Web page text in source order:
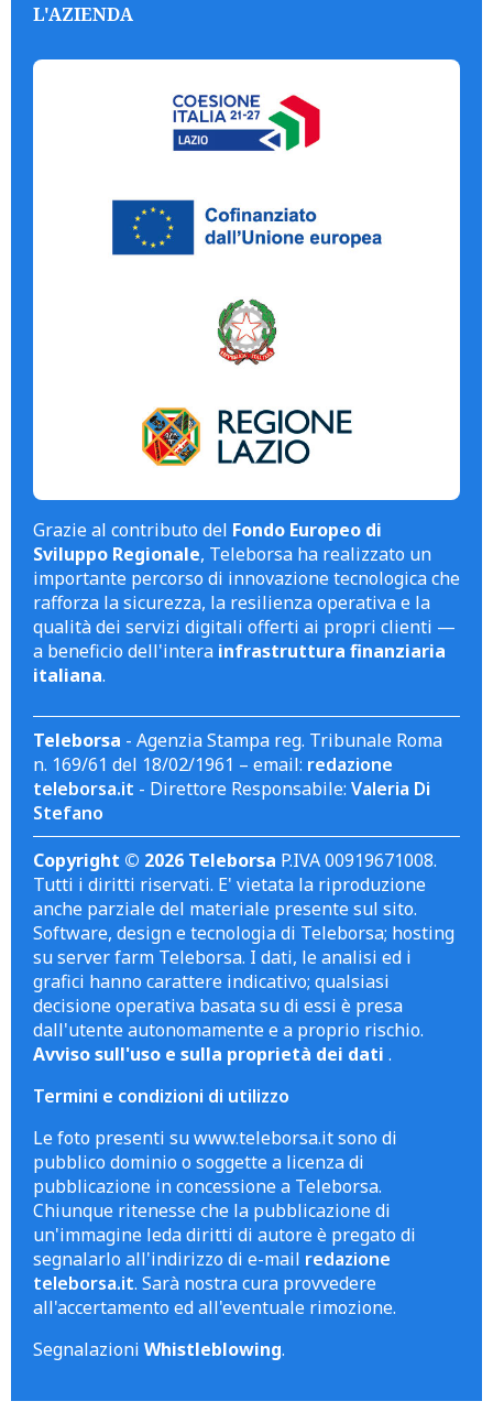
L'AZIENDA
Grazie al contributo del Fondo Europeo di
Sviluppo Regionale, Teleborsa ha realizzato un
importante percorso di innovazione tecnologica che
rafforza la sicurezza, la resilienza operativa e la
qualità dei servizi digitali offerti ai propri clienti —
a beneficio dell'intera infrastruttura finanziaria
italiana.
Teleborsa - Agenzia Stampa reg. Tribunale Roma
n. 169/61 del 18/02/1961 – email: redazione
teleborsa.it - Direttore Responsabile: Valeria Di
Stefano
Copyright © 2026 Teleborsa P.IVA 00919671008.
Tutti i diritti riservati. E' vietata la riproduzione
anche parziale del materiale presente sul sito.
Software, design e tecnologia di Teleborsa; hosting
su server farm Teleborsa. I dati, le analisi ed i
grafici hanno carattere indicativo; qualsiasi
decisione operativa basata su di essi è presa
dall'utente autonomamente e a proprio rischio.
Avviso sull'uso e sulla proprietà dei dati .
Termini e condizioni di utilizzo
Le foto presenti su www.teleborsa.it sono di
pubblico dominio o soggette a licenza di
pubblicazione in concessione a Teleborsa.
Chiunque ritenesse che la pubblicazione di
un'immagine leda diritti di autore è pregato di
segnalarlo all'indirizzo di e-mail redazione
teleborsa.it. Sarà nostra cura provvedere
all'accertamento ed all'eventuale rimozione.
Segnalazioni Whistleblowing.